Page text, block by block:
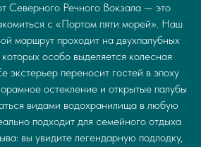
Северного Речного Вокзала — это
с «Портом пяти морей». Наш
маршрут проходит на двухпалубных
особо выделяется колесная
экстерьер переносит гостей в эпоху
остекление и открытые палубы
видами водохранилища в любую
подходит для семейного отдыха
вы увидите легендарную подлодку,